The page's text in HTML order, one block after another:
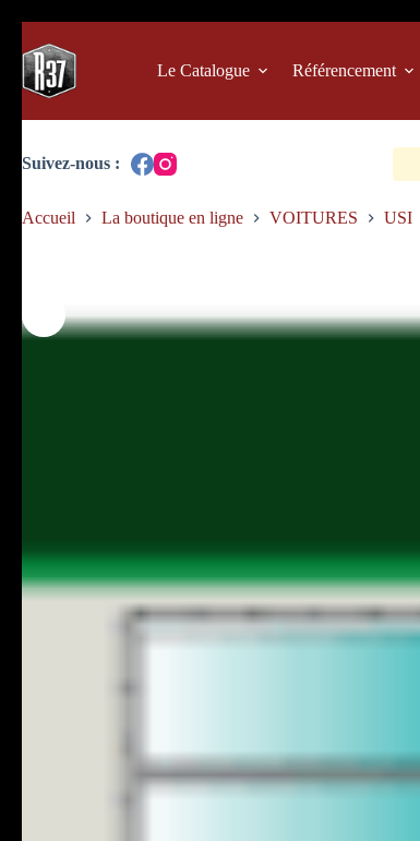
au
contenu
Le Catalogue Référencement
Accueil La boutique en ligne VOITURES USI